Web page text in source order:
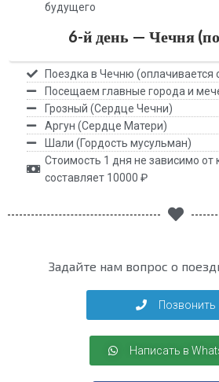
будущего
6-й день — Чечня (по
Поездка в Чечню (оплачивается
Посещаем главные города и
Грозный (Сердце Чечни)
Аргун (Сердце Матери)
Шали (Гордость мусульман)
Стоимость 1 дня не зависимо от
составляет 10000 ₽
Задайте нам вопрос о
Позвонить
Написать в